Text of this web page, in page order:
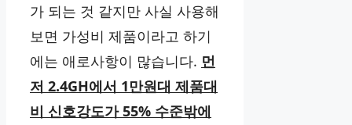
가 되는 것 같지만 사실 사용해
보면 가성비 제품이라고 하기
에는 애로사항이 많습니다. 먼
저 2.4GH에서 1만원대 제품대
비 신호강도가 55% 수준밖에